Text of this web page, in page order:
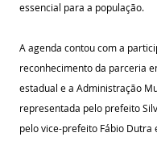
essencial para a população.
A agenda contou com a
reconhecimento da parceria
estadual e a Administração
representada pelo prefeito
pelo vice-prefeito Fábio Dutra